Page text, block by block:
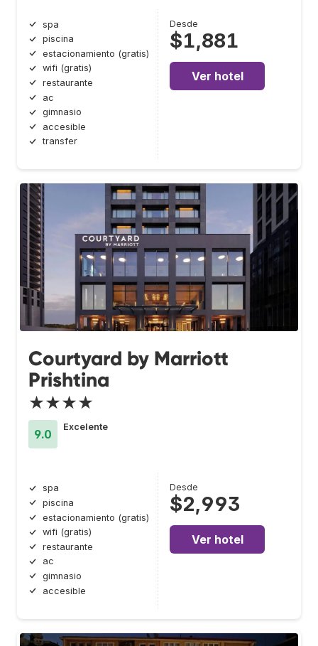
spa
piscina
estacionamiento (gratis)
wifi (gratis)
restaurante
ac
gimnasio
accesible
transfer
Desde
$1,881
Ver hotel
Courtyard by Marriott
Prishtina
★★★★
9.0
Excelente
spa
piscina
estacionamiento (gratis)
wifi (gratis)
restaurante
ac
gimnasio
accesible
Desde
$2,993
Ver hotel